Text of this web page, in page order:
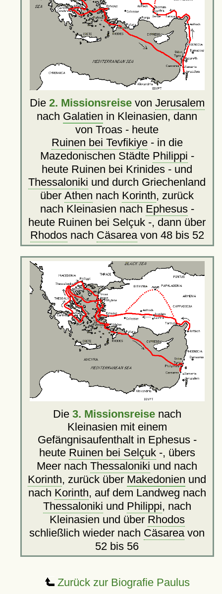
Die 2. Missionsreisevon Jerusalem
nach Galatien in Kleinasien, dann
von Troas - heute
Ruinen bei Tevfikiye- in die
Mazedonischen Städte Philippi -
heute Ruinen bei Krinides - und
Thessaloniki und durch Griechenland
überAthen nach Korinth, zurück
nach Kleinasien nach Ephesus-
heute Ruinen bei Selçuk -, dann über
Rhodosnach Cäsareavon 48 bis 52
Die 3. Missionsreisenach
Kleinasien mit einem
Gefängnisaufenthalt in Ephesus -
heute Ruinen bei Selçuk-, übers
Meer nachThessaloniki und nach
Korinth, zurück über Makedonien und
nach Korinth, auf dem Landweg nach
Thessaloniki und Philippi, nach
Kleinasien und über Rhodos
schließlich wieder nach Cäsareavon
52 bis 56
Zurück zur Biografie Paulus